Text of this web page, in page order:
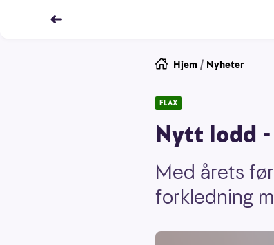
Hjem / Nyheter
FLAX
Nytt lodd
Med årets
forkledning